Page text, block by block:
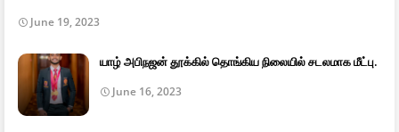
June 19, 2023
யாழ் அபிநஜன் தூக்கில் தொங்கிய நிலையில் சடலமாக மீட்பு.
June 16, 2023